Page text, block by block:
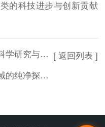
的科技进步与创新贡献
产中的精密仪器
净探索者
[ 返回列表 ]